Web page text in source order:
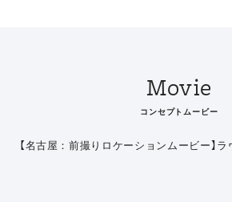
Movie
コンセプトムービー
【名古屋：前撮りロケーションムービー】